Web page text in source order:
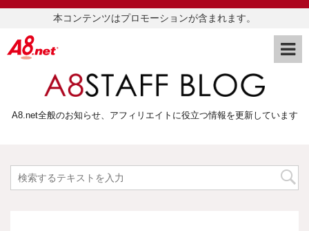
本コンテンツはプロモーションが含まれます。
A8.net全般のお知らせ、アフィリエイトに役立つ情報を更新しています